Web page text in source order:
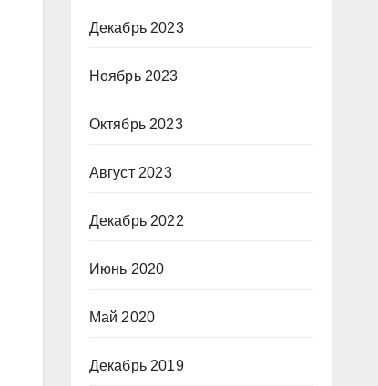
Декабрь 2023
Ноябрь 2023
Октябрь 2023
Август 2023
Декабрь 2022
Июнь 2020
Май 2020
Декабрь 2019